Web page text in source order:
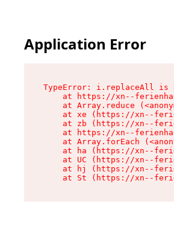
Application Error
TypeError: i.replaceAll is
at https://xn--
at Array.reduce
at xe (https://xn--
at zb (https://xn--
at https://xn--
at Array.forEach
at ha (https://xn--
at UC (https://xn--
at hj (https://xn--
at St (https://xn--